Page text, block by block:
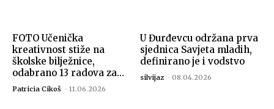
FOTO Učenička
kreativnost stiže na
školske bilježnice,
odabrano 13 radova za...
Patricia Cikoš - 11.06.2026
U Đurđevcu održana prva
sjednica Savjeta mladih,
definirano je i vodstvo
silvijaz - 08.04.2026